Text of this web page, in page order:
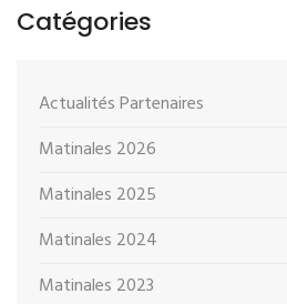
Catégories
Actualités Partenaires
Matinales 2026
Matinales 2025
Matinales 2024
Matinales 2023